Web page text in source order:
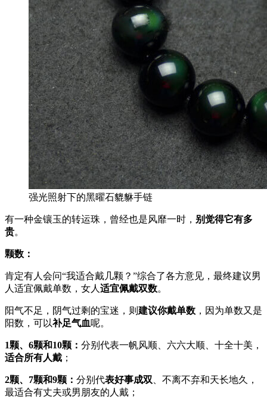
强光照射下的黑曜石貔貅手链
有一种金镶玉的转运珠，曾经也是风靡一时， 别觉得它有多
贵。
颗数：
肯定有人会问“我适合戴几颗？”综合了各方意见，最终建议男
人适宜佩戴单数，女人 适宜佩戴双数。
阳气不足，阴气过剩的宝迷，则 建议你戴单数 ，因为单数又是
阳数，可以补足气血呢。
1颗、6颗和10颗： 分别代表一帆风顺、六六大顺、十全十美，
适合所有人戴 ；
2颗、7颗和9颗： 分别代表好事成双 、不离不弃和天长地久，
最适合有丈夫或男朋友的人戴；